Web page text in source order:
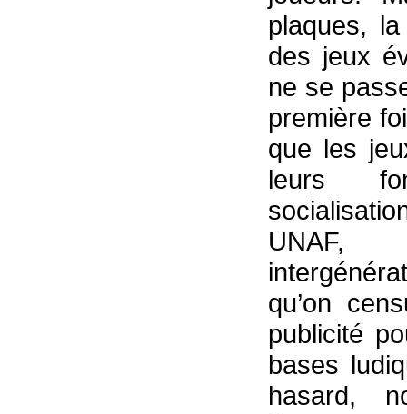
plaques,
des jeux
ne se
première
que les
leurs
UNAF,
qu’on
publicité
bases
hasard,